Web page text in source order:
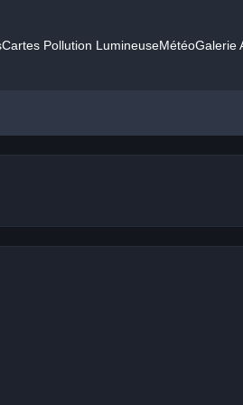
Cartes Pollution LumineuseMétéoGalerie